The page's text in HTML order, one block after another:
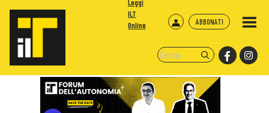
ABBONATI
Leggi
ILT
Online